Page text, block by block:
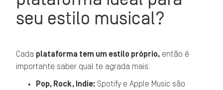
seu estilo musical?
Cada plataforma tem um estilo próprio, então é
importante saber qual te agrada mais:
Pop, Rock, Indie: Spotify e Apple Music são